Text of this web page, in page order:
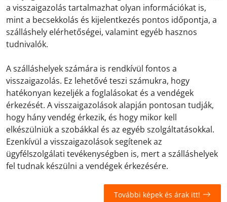
a visszaigazolás tartalmazhat olyan információkat is,
mint a becsekkolás és kijelentkezés pontos időpontja, a
szálláshely elérhetőségei, valamint egyéb hasznos
tudnivalók.
A szálláshelyek számára is rendkívül fontos a
visszaigazolás. Ez lehetővé teszi számukra, hogy
hatékonyan kezeljék a foglalásokat és a vendégek
érkezését. A visszaigazolások alapján pontosan tudják,
hogy hány vendég érkezik, és hogy mikor kell
elkészülniük a szobákkal és az egyéb szolgáltatásokkal.
Ezenkívül a visszaigazolások segítenek az
ügyfélszolgálati tevékenységben is, mert a szálláshelyek
fel tudnak készülni a vendégek érkezésére.
További képek és árak itt!